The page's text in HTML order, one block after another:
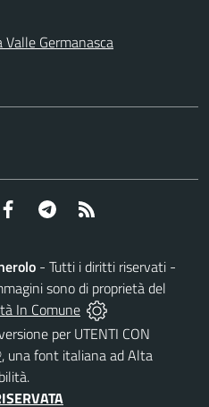
Germanasca
Facebook Telegram
- Tutti i diritti riservati -
sono di proprietà del
In Comune
per UTENTI CON
, una font italiana ad Alta